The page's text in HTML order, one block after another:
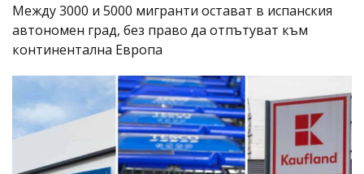
Между 3000 и 5000 мигранти остават в испанския
автономен град, без право да отпътуват към
континентална Европа